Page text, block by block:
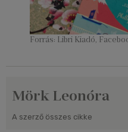
Forrás: Libri Kiadó,
Mörk Leonóra
A szerző összes cikke